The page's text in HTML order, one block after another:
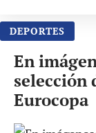
DEPORTES
En
selección
Eurocopa